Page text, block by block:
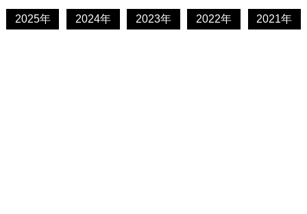
2025年 2024年 2023年 2022年 2021年